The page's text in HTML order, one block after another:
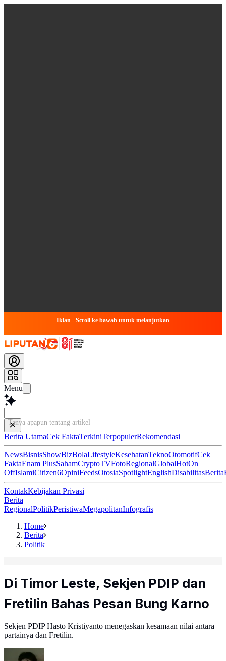
Iklan - Scroll ke bawah untuk melanjutkan
Menu
Tanya apapun tentang artikel ini...
Berita UtamaCek FaktaTerkiniTerpopulerRekomendasi
NewsBisnisShowBizBolaLifestyleKesehatanTeknoOtomotifCek
FaktaEnam PlusSahamCryptoTVFotoRegionalGlobalHotOn
OffIslamiCitizen6OpiniFeedsOtosiaSpotlightEnglishDisabilitasBerita
KontakKebijakan Privasi
Berita
RegionalPolitikPeristiwaMegapolitanInfografis
Home
Berita
Politik
Di Timor Leste, Sekjen PDIP dan
Fretilin Bahas Pesan Bung Karno
Sekjen PDIP Hasto Kristiyanto menegaskan kesamaan nilai antara
partainya dan Fretilin.